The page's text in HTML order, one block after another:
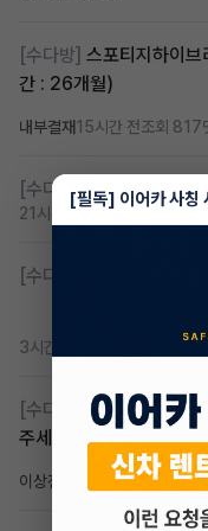
[수다방] 스포티지하이브
간 : 26개월)
내부결재15시간 전조회 817
[수다방] 저신용 무심사
21시간 전조회 425 댓글 2
[수다방] K8 하이브리
3시간 전
[수다방]
Gv70 승계자
주세요
이상진 조회 185 댓글 1
[필독] 이어카 사칭